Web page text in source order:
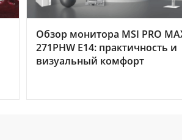
Обзор монитора MSI PRO
271PHW E14: практичность и
визуальный комфорт